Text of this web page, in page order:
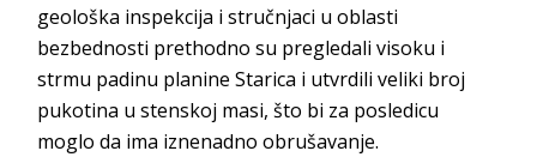
geološka inspekcija i stručnjaci u oblasti
bezbednosti prethodno su pregledali visoku i
strmu padinu planine Starica i utvrdili veliki broj
pukotina u stenskoj masi, što bi za posledicu
moglo da ima iznenadno obrušavanje.